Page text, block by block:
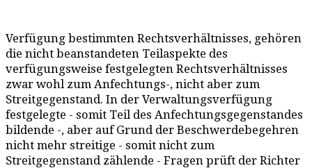
Verfügung bestimmten Rechtsverhältnisses, gehören
die nicht beanstandeten Teilaspekte des
verfügungsweise festgelegten Rechtsverhältnisses
zwar wohl zum Anfechtungs-, nicht aber zum
Streitgegenstand. In der Verwaltungsverfügung
festgelegte - somit Teil des Anfechtungsgegenstandes
bildende -, aber auf Grund der Beschwerdebegehren
nicht mehr streitige - somit nicht zum
Streitgegenstand zählende - Fragen prüft der Richter